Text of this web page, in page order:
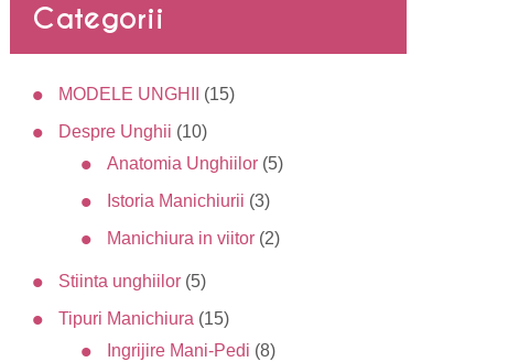
Categorii
MODELE UNGHII
(15)
Despre Unghii (10)
Anatomia Unghiilor (5)
Istoria Manichiurii (3)
Manichiura in viitor (2)
Stiinta unghiilor (5)
Tipuri Manichiura (15)
Ingrijire Mani-Pedi (8)